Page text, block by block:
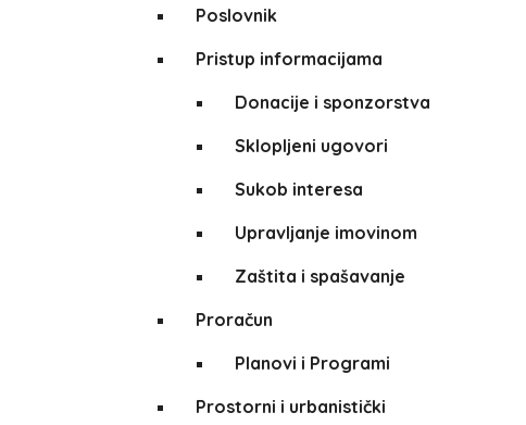
Poslovnik
Pristup informacijama
Donacije i sponzorstva
Sklopljeni ugovori
Sukob interesa
Upravljanje imovinom
Zaštita i spašavanje
Proračun
Planovi i Programi
Prostorni i urbanistički